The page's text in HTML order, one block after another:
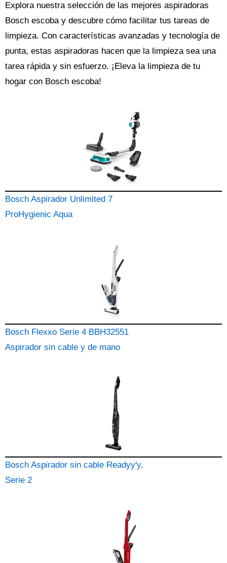
Explora nuestra selección de las mejores aspiradoras
Bosch escoba y descubre cómo facilitar tus tareas de
limpieza. Con características avanzadas y tecnología de
punta, estas aspiradoras hacen que la limpieza sea una
tarea rápida y sin esfuerzo. ¡Eleva la limpieza de tu
hogar con Bosch escoba!
Bosch Aspirador Unlimited 7
ProHygienic Aqua
Bosch Flexxo Serie 4 BBH32551
Aspirador sin cable y de mano
Bosch Aspirador sin cable Readyy'y,
Serie 2